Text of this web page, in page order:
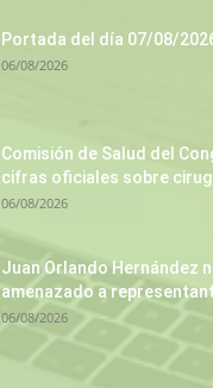
Portada del día 07/08/
06/08/2026
Comisión de Salud del
cifras oficiales sobre
06/08/2026
Juan Orlando Hernández
amenazado a
06/08/2026